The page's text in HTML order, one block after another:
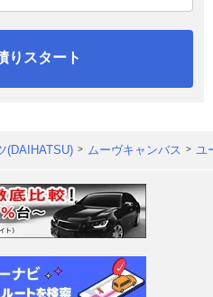
りスタート
(DAIHATSU) ムーヴキャンバス ユ